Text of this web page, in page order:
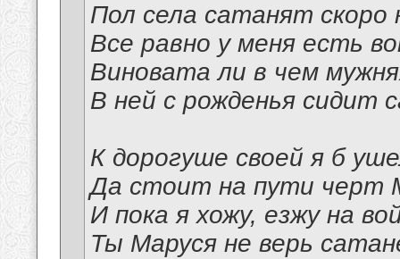
Пол села сатанят скоро
Все равно у меня есть
Виновата ли в чем
В ней с рожденья сидит
К дорогуше своей я б
Да стоит на пути черт
И пока я хожу, езжу на
Ты Маруся не верь